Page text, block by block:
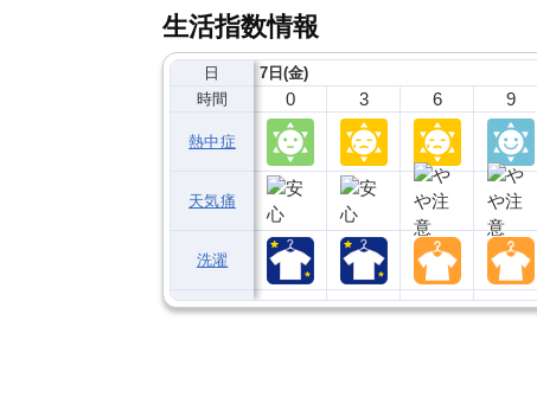
生活指数情報
日
時間
熱中症
天気痛
洗濯
7日(金)
0 3 6 9